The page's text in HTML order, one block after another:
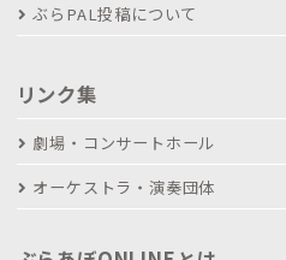
ぶらPAL投稿について
リンク集
劇場・コンサートホール
オーケストラ・演奏団体